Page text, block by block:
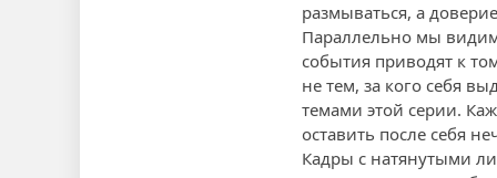
размываться, а
Параллельно мы
события приводят к
не тем, за кого себя
темами этой серии.
оставить после себя
Кадры с натянутыми